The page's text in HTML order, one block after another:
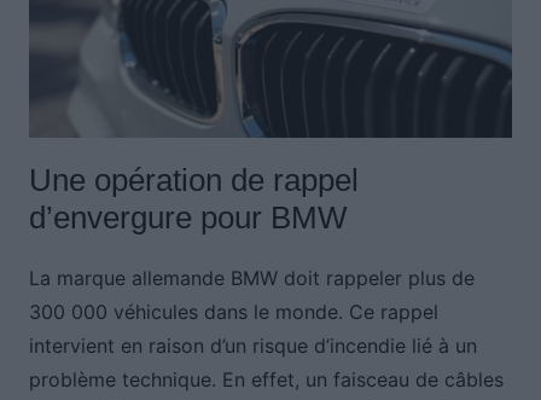
Une opération de rappel
d’envergure pour BMW
La marque allemande BMW doit rappeler plus de
300 000 véhicules dans le monde. Ce rappel
intervient en raison d’un risque d’incendie lié à un
problème technique. En effet, un faisceau de câbles